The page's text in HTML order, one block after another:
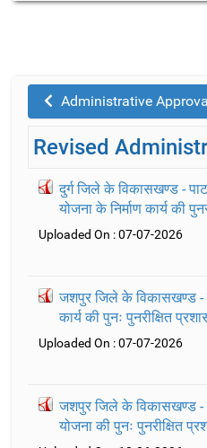
Administrative
Revised
दुर्ग जिले के विकासखण्ड -
योजना के निर्माण कार्य की
Uploaded On : 07-07-2026
जशपुर जिले के विकासखण्ड -
कार्य की पुनः पुनरीक्षित
Uploaded On : 07-07-2026
जशपुर जिले के विकासखण्ड -
योजना की पुनः पुनरीक्षित